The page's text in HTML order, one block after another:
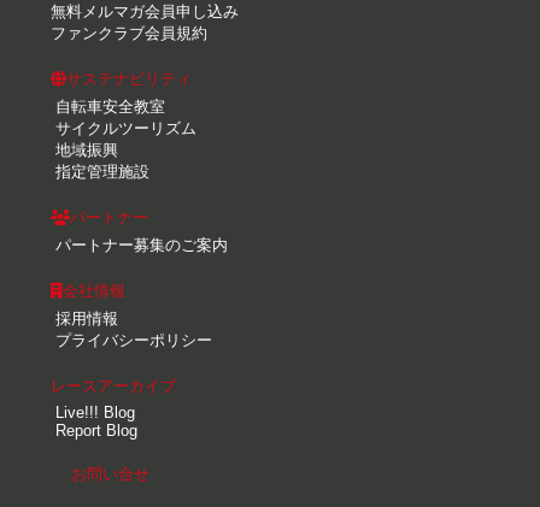
無料メルマガ会員申し込み
ファンクラブ会員規約
サステナビリティ
自転車安全教室
サイクルツーリズム
地域振興
指定管理施設
パートナー
パートナー募集のご案内
会社情報
採用情報
プライバシーポリシー
レースアーカイブ
Live!!! Blog
Report Blog
お問い合せ